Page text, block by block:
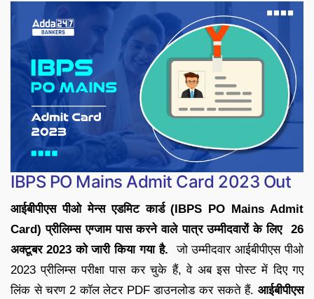
IBPS PO Mains Admit Card 2023 Out
आईबीपीएस पीओ मेन्स एडमिट कार्ड (IBPS PO Mains Admit
Card) प्रीलिम्स एग्जाम पास करने वाले पात्र उम्मीदवारों के लिए 26
अक्टूबर 2023 को जारी किया गया है.जो उम्मीदवार आईबीपीएस पीओ
2023 प्रीलिम्स परीक्षा पास कर चुके हैं, वे अब इस पोस्ट में दिए गए
लिंक से चरण 2 कॉल लेटर PDF डाउनलोड कर सकते हैं. आईबीपीएस